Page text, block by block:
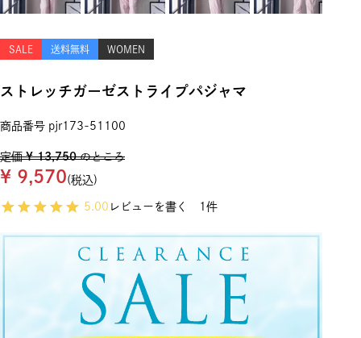
SALE 送料無料 WOMEN
ストレッチガーゼストライプパジャマ
商品番号 pjr173-51100
定価 ¥ 13,750 のところ
¥ 9,570 税込
5.00 レビューを書く 1